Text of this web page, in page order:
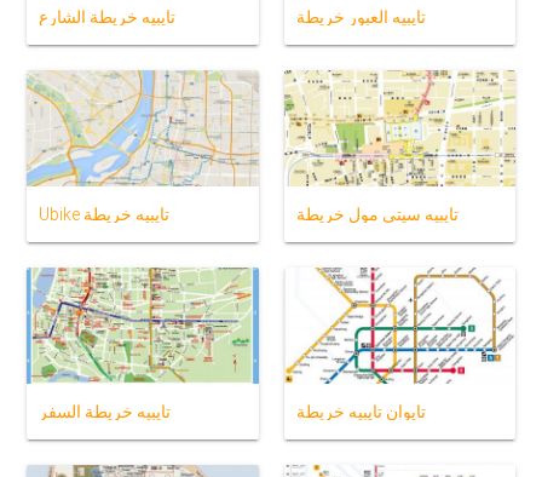
تايبيه خريطة الشارع تايبيه العبور خريطة
Ubike تايبيه خريطة تايبيه سيتي مول خريطة
تايبيه خريطة السفر تايوان تايبيه خريطة